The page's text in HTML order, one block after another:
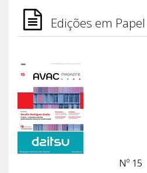
Edições em Papel
Nº 15